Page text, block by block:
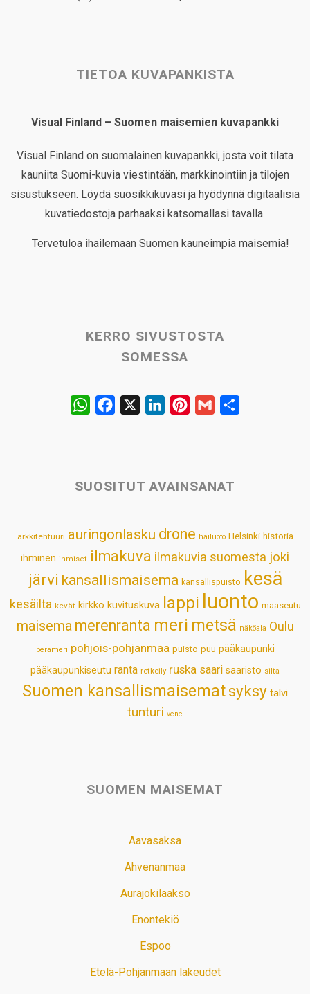
TIETOA KUVAPANKISTA
Visual Finland – Suomen maisemien kuvapankki
Visual Finland on suomalainen kuvapankki, josta voit tilata
kauniita Suomi-kuvia viestintään, markkinointiin ja tilojen
sisustukseen. Löydä suosikkikuvasi ja hyödynnä digitaalisia
kuvatiedostoja parhaaksi katsomallasi tavalla.
Tervetuloa ihailemaan Suomen kauneimpia maisemia!
KERRO SIVUSTOSTA
SOMESSA
W
s
p
b
k
e
n
e
s
t
l
SUOSITUT AVAINSANAT
arkkitehtuuri auringonlasku drone hailuoto Helsinki historia
ihminen ihmiset ilmakuva ilmakuvia suomesta joki
järvi kansallismaisema kansallispuisto kesä
kesäilta kevät kirkko kuvituskuva lappi luonto maaseutu
maisema merenranta meri metsä näköala Oulu
perämeri pohjois-pohjanmaa puisto puu pääkaupunki
pääkaupunkiseutu ranta retkeily ruska saari saaristo silta
Suomen kansallismaisematsyksy talvi
tunturi vene
SUOMEN MAISEMAT
Aavasaksa
Ahvenanmaa
Aurajokilaakso
Enontekiö
Espoo
Etelä-Pohjanmaan lakeudet